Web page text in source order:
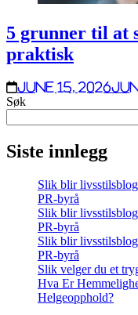
5 grunner til at
praktisk
June 15, 2026
Søk
Siste innlegg
Slik blir
PR-byrå
Slik blir
PR-byrå
Slik blir
PR-byrå
Slik velger du et
Hva Er
Helgeopphold?